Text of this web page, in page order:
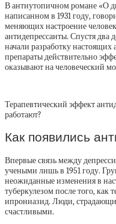
В антиутопичном романе «О
написанном в 1931 году,
меняющих настроение
антидепрессанты. Спустя два
начали разработку
препараты действительно
оказывают на человеческий
Терапевтический эффект
работают?
Как появились
Впервые связь между
учеными лишь в 1951 году.
неожиданные изменения в
туберкулезом после того, как
ипрониазид. Люди,
счастливыми.